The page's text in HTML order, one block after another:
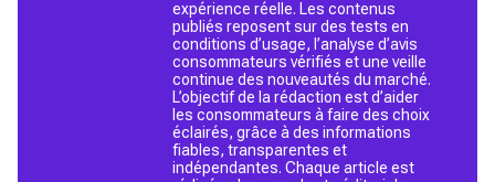
expérience réelle. Les contenus
publiés reposent sur des tests en
conditions d’usage, l’analyse d’avis
consommateurs vérifiés et une veille
continue des nouveautés du marché.
L’objectif de la rédaction est d’aider
les consommateurs à faire des choix
éclairés, grâce à des informations
fiables, transparentes et
indépendantes. Chaque article est